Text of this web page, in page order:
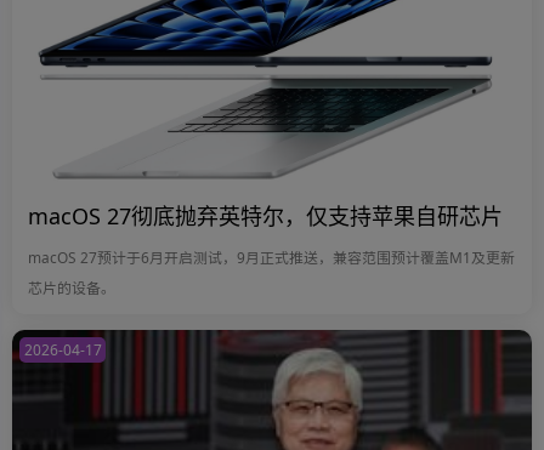
macOS 27彻底抛弃英特尔，仅支持苹果自研芯片
macOS 27预计于6月开启测试，9月正式推送，兼容范围预计覆盖M1及更新
芯片的设备。
2026-04-17